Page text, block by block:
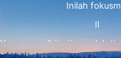
Inilah
II
Yesus mend'rita tiga puluh